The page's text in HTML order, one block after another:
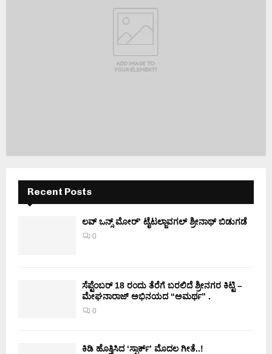
Recent Posts
ಲವ್ ಒನ್ಸ್ ಮೋರ್’ ಟೈಟಲ್ಜಾವಗಲ್ ಶ್ರೀನಾಥ್ ಬಿಡುಗಡೆ
0
ಸೆಪ್ಟೆಂಬರ್ 18 ರಂದು ತೆರೆಗೆ ಬರಲಿದೆ ಶ್ರೀನಗರ ಕಿಟ್ಟಿ –
ಮೇಘನಾರಾಜ್ ಅಭಿನಯದ “ಅಮರ್ಥ” .
0
ಕಿಡಿ‌‌ ಹೊತ್ತಿಸಿದ ‘ಸ್ಪಾರ್ಕ್’ ಮೊದಲ‌ ಗೀತೆ..!